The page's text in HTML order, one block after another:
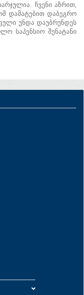
ჩვენი აზრით,
დამატებით დაბეგრო
უნდა დაუბრუნდეს
საპენსიო შენატანი